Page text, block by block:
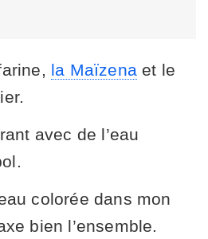
la Maïzena et le
avec de l’eau
colorée dans mon
bien l’ensemble.